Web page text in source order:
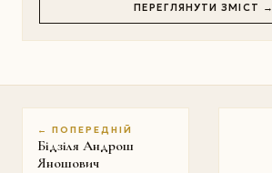
ПЕРЕГЛЯНУТИ ЗМІСТ →
← ПОПЕРЕДНІЙ
Бідзіля Андрош
Яношович